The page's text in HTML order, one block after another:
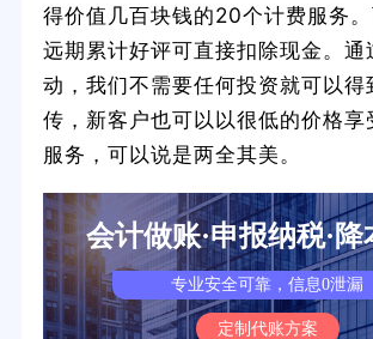
得价值几百块钱的20个计费服务
远期累计好评可直接扣除现金。通
动，我们不需要任何投资就可以得
传，新客户也可以以很低的价格享
服务，可以说是两全其美。
会计做账·申报纳税·
专业安全可靠，信息0泄漏
定制代账方案